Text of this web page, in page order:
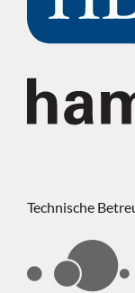
Technische